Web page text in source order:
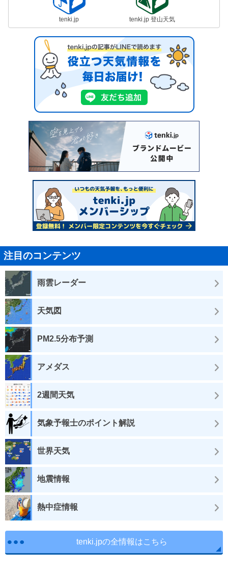
tenki.jp tenki.jp 登山天気
注目のコンテンツ
雨雲レーダー
天気図
PM2.5分布予測
アメダス
2週間天気
気象予報士のポイント解説
世界天気
地震情報
熱中症情報
tenki.jpの全情報はこちら